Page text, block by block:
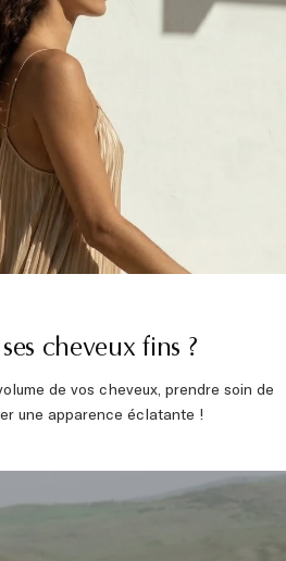
cheveux fins ?
de vos cheveux, prendre soin de
une apparence éclatante !